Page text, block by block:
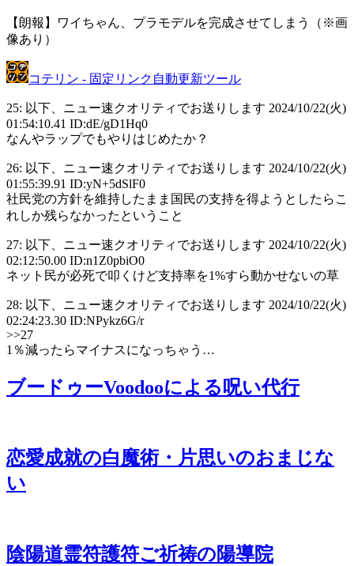
【朗報】ワイちゃん、プラモデルを完成させてしまう（※画
像あり）
コテリン - 固定リンク自動更新ツール
25: 以下、ニュー速クオリティでお送りします 2024/10/22(火)
01:54:10.41 ID:dE/gD1Hq0
なんやラップでもやりはじめたか？
26: 以下、ニュー速クオリティでお送りします 2024/10/22(火)
01:55:39.91 ID:yN+5dSlF0
社民党の方針を維持したまま国民の支持を得ようとしたらこ
れしか残らなかったということ
27: 以下、ニュー速クオリティでお送りします 2024/10/22(火)
02:12:50.00 ID:n1Z0pbiO0
ネット民が必死で叩くけど支持率を1%すら動かせないの草
28: 以下、ニュー速クオリティでお送りします 2024/10/22(火)
02:24:23.30 ID:NPykz6G/r
>>27
1％減ったらマイナスになっちゃう…
ブードゥーVoodooによる呪い代行
恋愛成就の白魔術・片思いのおまじな
い
陰陽道霊符護符ご祈祷の陽導院